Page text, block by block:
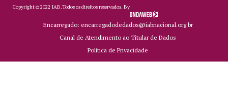
Copyright ©2022 IAB.Todos os direitos reservados. By
Encarregado: encarregadodedados@iabnacional.org.br
Canal de Atendimento ao Titular de Dados
Política de Privacidade